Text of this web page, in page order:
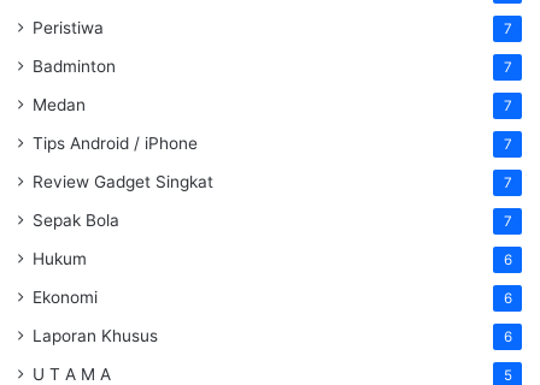
Peristiwa 7
Badminton 7
Medan 7
Tips Android / iPhone 7
Review Gadget Singkat 7
Sepak Bola 7
Hukum 6
Ekonomi 6
Laporan Khusus 6
U T A M A 5